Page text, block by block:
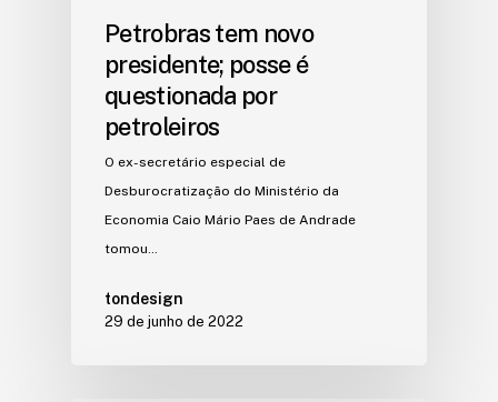
Petrobras tem novo
presidente; posse é
questionada por
petroleiros
O ex-secretário especial de
Desburocratização do Ministério da
Economia Caio Mário Paes de Andrade
tomou…
tondesign
29 de junho de 2022